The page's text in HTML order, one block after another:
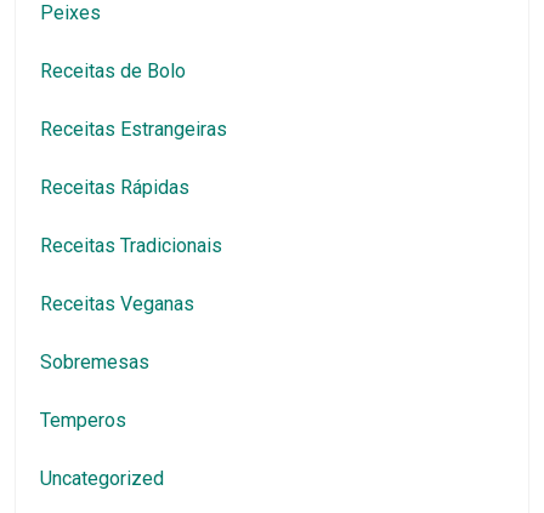
Peixes
Receitas de Bolo
Receitas Estrangeiras
Receitas Rápidas
Receitas Tradicionais
Receitas Veganas
Sobremesas
Temperos
Uncategorized